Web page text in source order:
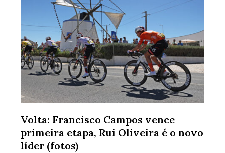
Volta: Francisco Campos vence
primeira etapa, Rui Oliveira é o novo
líder (fotos)